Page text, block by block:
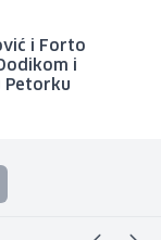
i Forto
i
Petorku